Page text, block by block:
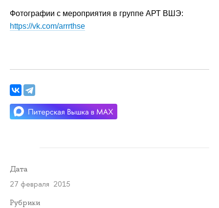
Фотографии с мероприятия в группе АРТ ВШЭ:
https://vk.com/arrrthse
Дата
27 февраля 2015
Рубрики